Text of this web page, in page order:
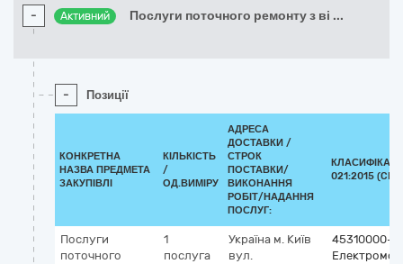
- Активний Послуги поточного ремонту з ві ...
- Позиції
КОНКРЕТНА
НАЗВА ПРЕДМЕТА
ЗАКУПІВЛІ
КІЛЬКІСТЬ
/
ОД.ВИМІРУ
АДРЕСА
ДОСТАВКИ /
СТРОК
ПОСТАВКИ/
ВИКОНАННЯ
РОБІТ/НАДАННЯ
ПОСЛУГ:
021:2015 (CPV)
Послуги
поточного
1
послуга
Україна м. Київ
вул.
45310000-3